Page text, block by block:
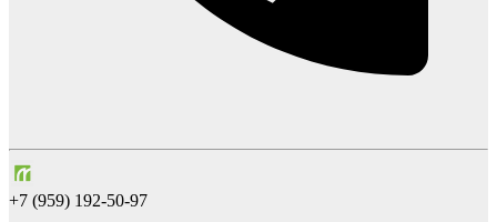
+7 (959) 192-50-97